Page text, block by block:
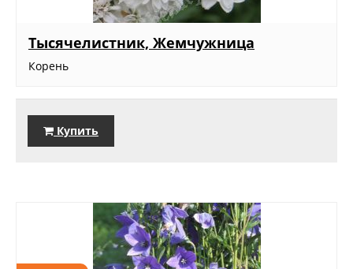
Тысячелистник, Жемчужница
Корень
Купить